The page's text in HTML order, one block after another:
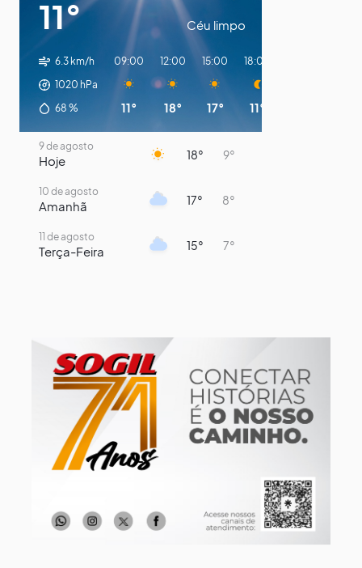
11° Céu limpo
6.3 km/h
1020 hPa
68 %
09:00
11°
12:00
18°
15:00
17°
18:00
11°
9 de agosto
Hoje 18° 9°
10 de agosto
Amanhã 17° 8°
11 de agosto
Terça-Feira 15° 7°
14 de agosto
Sexta-Feira 18° 14°
15 de agosto
Sábado 21° 16°